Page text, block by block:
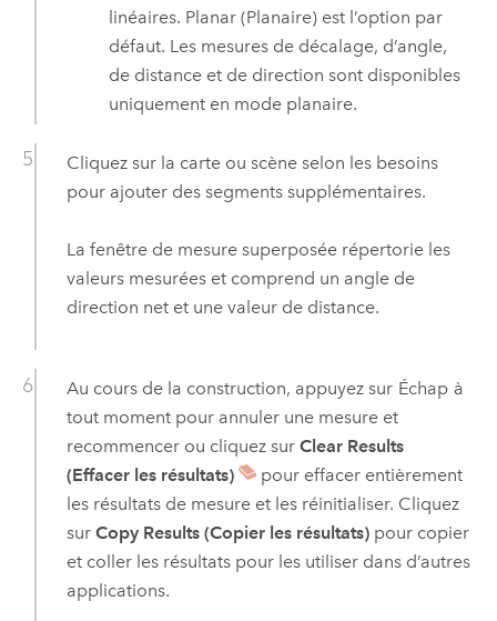
linéaires. Planar (Planaire) est l’option par
défaut. Les mesures de décalage, d’angle,
de distance et de direction sont disponibles
uniquement en mode planaire.
Cliquez sur la carte ou scène selon les besoins
pour ajouter des segments supplémentaires.
La fenêtre de mesure superposée répertorie les
valeurs mesurées et comprend un angle de
direction net et une valeur de distance.
Au cours de la construction, appuyez sur Échap à
tout moment pour annuler une mesure et
recommencer ou cliquez sur Clear Results
(Effacer les résultats)
pour effacer entièrement
les résultats de mesure et les réinitialiser. Cliquez
sur Copy Results (Copier les résultats)pour copier
et coller les résultats pour les utiliser dans d’autres
applications.